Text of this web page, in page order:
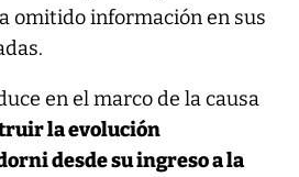
omitido información en sus
en el marco de la causa
la evolución
desde su ingreso a la